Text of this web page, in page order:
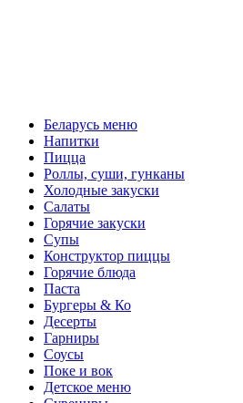
Беларусь меню
Напитки
Пицца
Роллы, суши, гунканы
Холодные закуски
Салаты
Горячие закуски
Супы
Конструктор пиццы
Горячие блюда
Паста
Бургеры & Ко
Десерты
Гарниры
Соусы
Поке и вок
Детское меню